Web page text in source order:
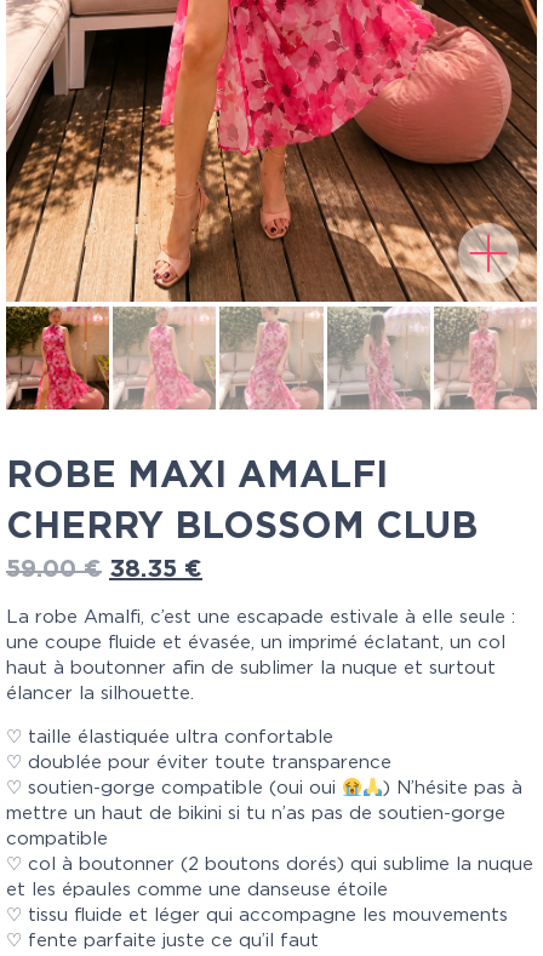
ROBE MAXI AMALFI
CHERRY BLOSSOM CLUB
59.00€ 38.35 €
La robe Amalfi, c’est une escapade estivale à elle seule :
une coupe fluide et évasée, un imprimé éclatant, un col
haut à boutonner afin de sublimer la nuque et surtout
élancer la silhouette.
♡ taille élastiquée ultra confortable
♡ doublée pour éviter toute transparence
♡ soutien-gorge compatible (oui oui
) N’hésite pas à
mettre un haut de bikini si tu n’as pas de soutien-gorge
compatible
♡ col à boutonner (2 boutons dorés) qui sublime la nuque
et les épaules comme une danseuse étoile
♡ tissu fluide et léger qui accompagne les mouvements
♡ fente parfaite juste ce qu’il faut